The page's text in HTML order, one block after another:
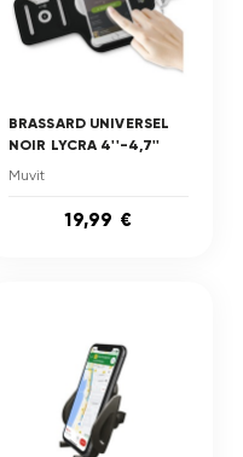
BRASSARD UNIVERSEL
NOIR LYCRA 4''-4,7''
Muvit
19,99 €